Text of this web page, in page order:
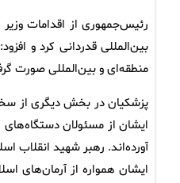
رئیس‌جمهوری از اقدامات
بین‌المللی قدردانی کرد و
منطقه‌ای و بین‌المللی صورت
پزشکیان در بخش دیگری از
ایشان از مسئولان
آورده‌اند. رهبر شهید انقلاب
ایشان همواره از آرمان‌های